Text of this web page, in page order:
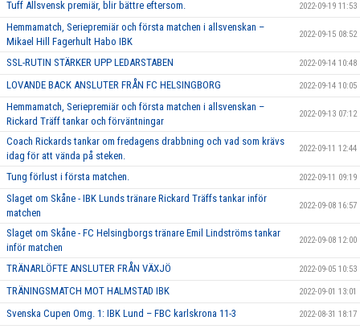
Tuff Allsvensk premiär, blir bättre eftersom. 2022-09-19 11:53
Hemmamatch, Seriepremiär och första matchen i allsvenskan –
Mikael Hill Fagerhult Habo IBK
2022-09-15 08:52
SSL-RUTIN STÄRKER UPP LEDARSTABEN 2022-09-14 10:48
LOVANDE BACK ANSLUTER FRÅN FC HELSINGBORG 2022-09-14 10:05
Hemmamatch, Seriepremiär och första matchen i allsvenskan –
Rickard Träff tankar och förväntningar
2022-09-13 07:12
Coach Rickards tankar om fredagens drabbning och vad som krävs
idag för att vända på steken.
2022-09-11 12:44
Tung förlust i första matchen. 2022-09-11 09:19
Slaget om Skåne - IBK Lunds tränare Rickard Träffs tankar inför
matchen
2022-09-08 16:57
Slaget om Skåne - FC Helsingborgs tränare Emil Lindströms tankar
inför matchen
2022-09-08 12:00
TRÄNARLÖFTE ANSLUTER FRÅN VÄXJÖ 2022-09-05 10:53
TRÄNINGSMATCH MOT HALMSTAD IBK 2022-09-01 13:01
Svenska Cupen Omg. 1: IBK Lund – FBC karlskrona 11-3 2022-08-31 18:17